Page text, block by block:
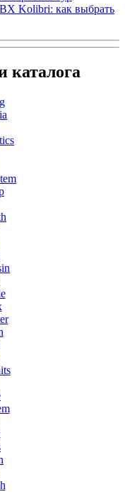
Kolibri: как выбрать
каталога